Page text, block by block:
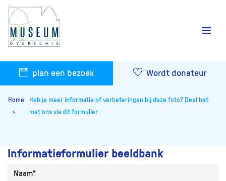
plan een bezoek Wordt donateur
Home
Heb je meer informatie of verbeteringen bij deze foto? Deel het
met ons via dit formulier
Informatieformulier beeldbank